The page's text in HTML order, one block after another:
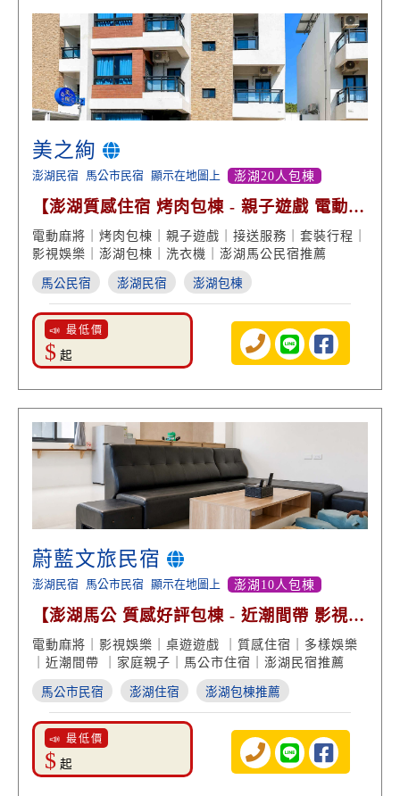
美之絢
澎湖民宿 馬公市民宿 顯示在地圖上 澎湖20人包棟
【澎湖質感住宿 烤肉包棟 - 親子遊戲 電動麻
將】
電動麻將｜烤肉包棟｜親子遊戲｜接送服務｜套裝行程｜
影視娛樂｜澎湖包棟｜洗衣機｜澎湖馬公民宿推薦
馬公民宿 澎湖民宿 澎湖包棟
📣 最低價
$ 起
蔚藍文旅民宿
澎湖民宿 馬公市民宿 顯示在地圖上 澎湖10人包棟
【澎湖馬公 質感好評包棟 - 近潮間帶 影視娛
樂 設備俱全】
電動麻將｜影視娛樂｜桌遊遊戲 ｜質感住宿｜多樣娛樂
｜近潮間帶 ｜家庭親子｜馬公市住宿｜澎湖民宿推薦
馬公市民宿 澎湖住宿 澎湖包棟推薦
📣 最低價
$ 起